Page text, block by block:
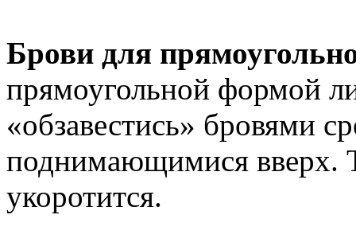
Брови для
прямоугольной формой
«обзавестись» бровями
поднимающимися вверх.
укоротится.